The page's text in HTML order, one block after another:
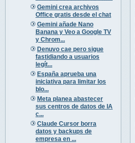
Gemini crea archivos
Office gratis desde el chat
Gemini añade Nano
Banana y Veo a Google TV
y Chrom...
Denuvo cae pero sigue
fastidiando a usuarios
legít...
España aprueba una
iniciativa para limitar los
blo...
Meta planea abastecer
sus centros de datos de IA
c...
Claude Cursor borra
datos y backups de
empresa en ...